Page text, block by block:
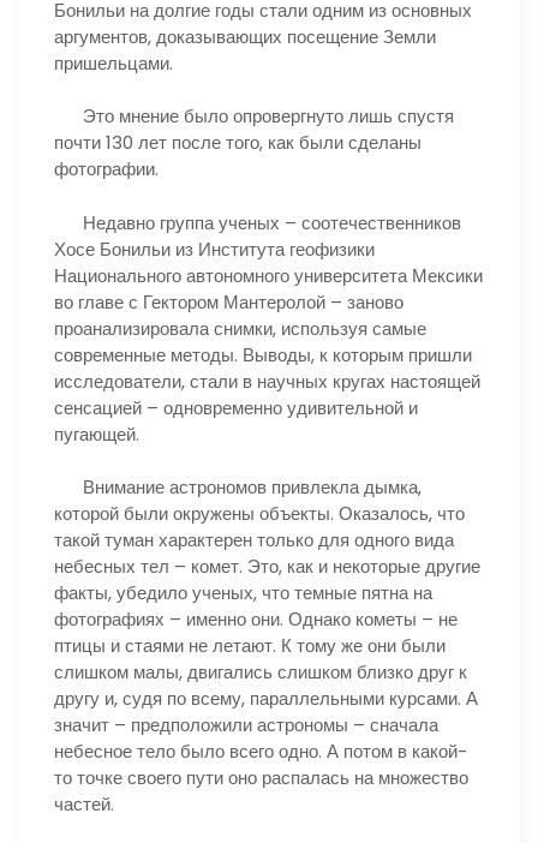
Бонильи на долгие годы стали одним из основных
аргументов, доказывающих посещение Земли
пришельцами.
Это мнение было опровергнуто лишь спустя
почти 130 лет после того, как были сделаны
фотографии.
Недавно группа ученых – соотечественников
Хосе Бонильи из Института геофизики
Национального автономного университета Мексики
во главе с Гектором Мантеролой – заново
проанализировала снимки, используя самые
современные методы. Выводы, к которым пришли
исследователи, стали в научных кругах настоящей
сенсацией – одновременно удивительной и
пугающей.
Внимание астрономов привлекла дымка,
которой были окружены объекты. Оказалось, что
такой туман характерен только для одного вида
небесных тел – комет. Это, как и некоторые другие
факты, убедило ученых, что темные пятна на
фотографиях – именно они. Однако кометы – не
птицы и стаями не летают. К тому же они были
слишком малы, двигались слишком близко друг к
другу и, судя по всему, параллельными курсами. А
значит – предположили астрономы – сначала
небесное тело было всего одно. А потом в какой-
то точке своего пути оно распалась на множество
частей.